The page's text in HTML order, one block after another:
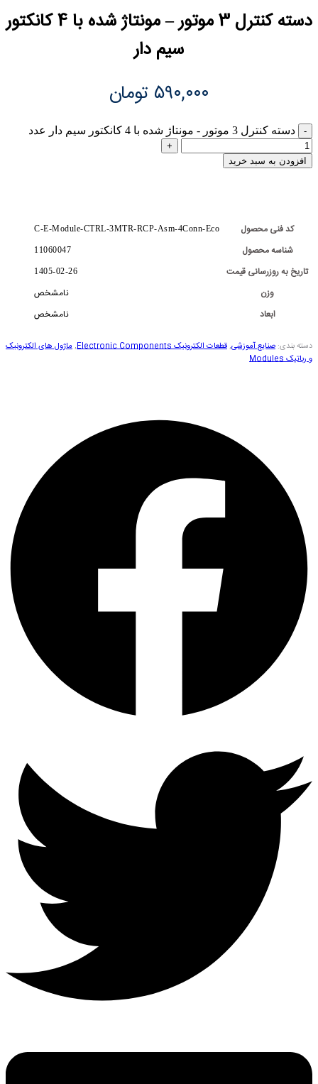
دسته کنترل 3 موتور – مونتاژ شده با 4 کانکتور
سیم دار
۵۹۰,۰۰۰ تومان
دسته کنترل 3 موتور - مونتاژ شده با 4 کانکتور سیم دار عدد
افزودن به سبد خرید
کد فنی محصول C-E-Module-CTRL-3MTR-RCP-Asm-4Conn-Eco
شناسه محصول 11060047
تاریخ به روزرسانی قیمت 1405-02-26
وزن
نامشخص
ابعاد
نامشخص
دسته بندی: صنایع آموزشی,قطعات الکترونیک Electronic Components ,ماژول های الکترونیک
و رباتیک Modules